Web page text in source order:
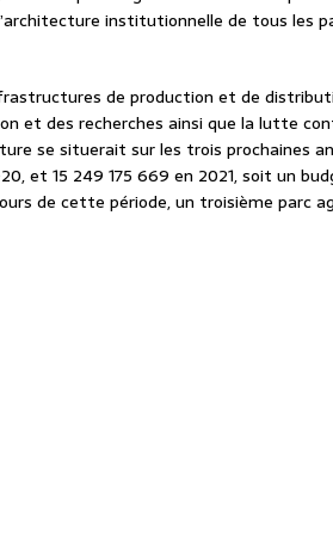
institutionnelle de tous les
de production et de
et des recherches ainsi que la lutte
se situerait sur les trois prochaines
et 15 249 175 669 en 2021, soit un
de cette période, un troisième parc